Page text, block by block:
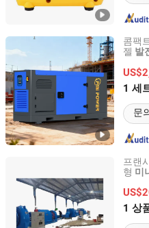
콤팩
젤 발
1 세
문
FUAN PREMIA POWER CO.,
Fujian, China
프랜
형 미
1 상
Hongya Power Generating
Sichuan, China